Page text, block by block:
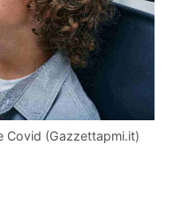
Covid (Gazzettapmi.it)